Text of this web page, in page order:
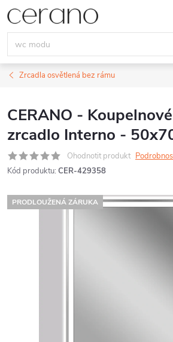
Přejít
na
obsah
Zrcadla osvětlená bez rámu
CERANO -
zrcadlo Interno -
Ohodnotit produkt
Kód produktu: CER-429358
PRODLOUŽENÁ ZÁRUKA